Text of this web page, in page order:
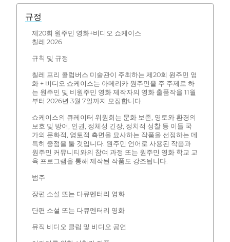
규정
제20회 원주민 영화+비디오 쇼케이스
칠레 2026
규칙 및 규정
칠레 프리 콜럼버스 미술관이 주최하는 제20회 원주민 영
화 + 비디오 쇼케이스는 아메리카 원주민을 주 주제로 하
는 원주민 및 비원주민 영화 제작자의 영화 출품작을 11월
부터 2026년 3월 7일까지 모집합니다.
쇼케이스의 큐레이터 위원회는 문화 보존, 영토와 환경의
보호 및 방어, 인권, 정체성 긴장, 정치적 성찰 등 이들 국
가의 문화적, 영토적 측면을 묘사하는 작품을 선정하는 데
특히 중점을 둘 것입니다. 원주민 언어로 사용된 작품과
원주민 커뮤니티와의 참여 과정 또는 원주민 영화 학교 교
육 프로그램을 통해 제작된 작품도 강조됩니다.
범주
장편 소설 또는 다큐멘터리 영화
단편 소설 또는 다큐멘터리 영화
뮤직 비디오 클립 및 비디오 공연